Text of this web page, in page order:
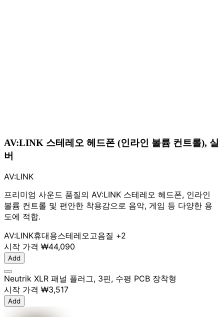
AV:LINK 스테레오 헤드폰 (인라인 볼륨 컨트롤), 실
버
AV:LINK
프리미엄 사운드 품질의 AV:LINK 스테레오 헤드폰, 인라인
볼륨 컨트롤 및 편안한 착용감으로 음악, 게임 등 다양한 용
도에 적합.
AV:LINK휴대용스테레오고음질 +2
시작 가격 ₩44,090
Add
Neutrik XLR 패널 플러그, 3핀, 수평 PCB 장착형
시작 가격 ₩3,517
Add